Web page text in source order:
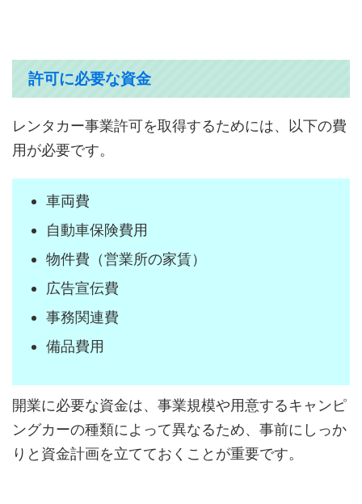
許可に必要な資金
レンタカー事業許可を取得するためには、以下の費
用が必要です。
車両費
自動車保険費用
物件費（営業所の家賃）
広告宣伝費
事務関連費
備品費用
開業に必要な資金は、事業規模や用意するキャンピ
ングカーの種類によって異なるため、事前にしっか
りと資金計画を立てておくことが重要です。